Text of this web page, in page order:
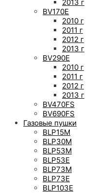
2013 г
BV170E
2010 г
2011 г
2012 г
2013 г
BV290E
2010 г
2011 г
2012 г
2013 г
BV470FS
BV690FS
Газовые пушки
BLP15M
BLP30M
BLP53M
BLP53E
BLP73M
BLP73E
BLP103E